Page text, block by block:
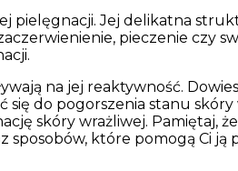
Jej delikatna
pieczenie czy
na jej reaktywność.
do pogorszenia stanu skóry
skóry wrażliwej. Pamiętaj,
które pomogą Ci ją